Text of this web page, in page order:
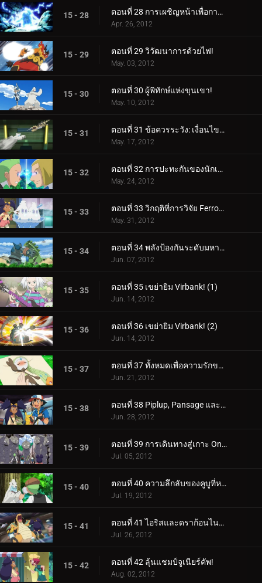
15 - 28 ตอนที่ 28 การเผชิญหน้าเพื่อการฟื้นฟู! (2)
Apr. 26, 2012
15 - 29 ตอนที่ 29 วิวัฒนาการด้วยไฟ!
May. 03, 2012
15 - 30 ตอนที่ 30 ผู้พิทักษ์แห่งขุนเขา!
May. 10, 2012
15 - 31 ตอนที่ 31 ข้อควรระวัง: เงื่อนไขการต่อสู้น้ำแข็ง!
May. 17, 2012
15 - 32 ตอนที่ 32 การปะทะกันของนักเลง!
May. 24, 2012
15 - 33 ตอนที่ 33 วิกฤติที่การวิจัย Ferroseed!
May. 31, 2012
15 - 34 ตอนที่ 34 พลังป้องกันระดับมหากาพย์!
Jun. 07, 2012
15 - 35 ตอนที่ 35 เขย่ายิม Virbank! (1)
Jun. 14, 2012
15 - 36 ตอนที่ 36 เขย่ายิม Virbank! (2)
Jun. 14, 2012
15 - 37 ตอนที่ 37 ทั้งหมดเพื่อความรักของ Meloetta!
Jun. 21, 2012
15 - 38 ตอนที่ 38 Piplup, Pansage และการพบกันของ Times!
Jun. 28, 2012
15 - 39 ตอนที่ 39 การเดินทางสู่เกาะ Onix!
Jul. 05, 2012
15 - 40 ตอนที่ 40 ความลึกลับของคูบูที่หายไป!
Jul. 19, 2012
15 - 41 ตอนที่ 41 ไอริสและดราก้อนไนท์อันธพาล!
Jul. 26, 2012
15 - 42 ตอนที่ 42 ลุ้นแชมป์จูเนียร์คัพ!
Aug. 02, 2012